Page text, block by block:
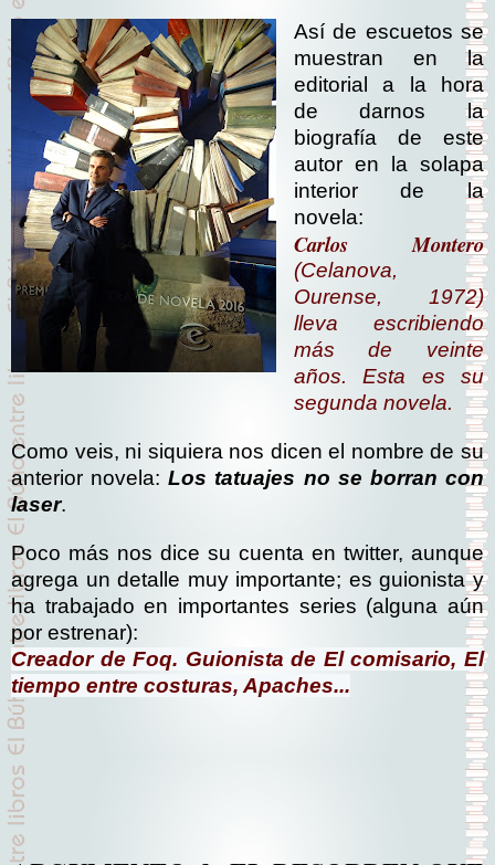
Así de escuetos se
muestran en la
editorial a la hora
de darnos la
biografía de este
autor en la solapa
interior de la
novela:
Carlos Montero
(Celanova,
Ourense, 1972)
lleva escribiendo
más de veinte
años. Esta es su
segunda novela.
Como veis, ni siquiera nos dicen el nombre de su
anterior novela:Los tatuajes no se borran con
laser.
Poco más nos dice su cuenta en twitter, aunque
agrega un detalle muy importante; es guionista y
ha trabajado en importantes series (alguna aún
por estrenar):
Creador de Foq. Guionista de El comisario, El
tiempo entre costuras, Apaches...